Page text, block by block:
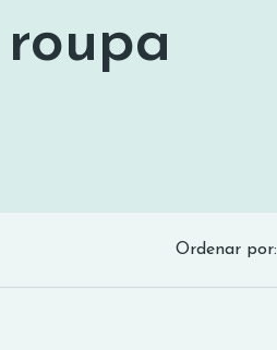
Ordenar por: